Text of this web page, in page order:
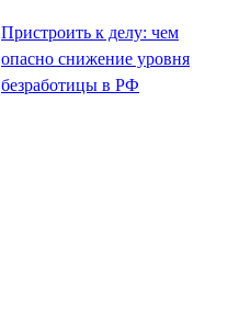
Пристроить к делу: чем
опасно снижение уровня
безработицы в РФ